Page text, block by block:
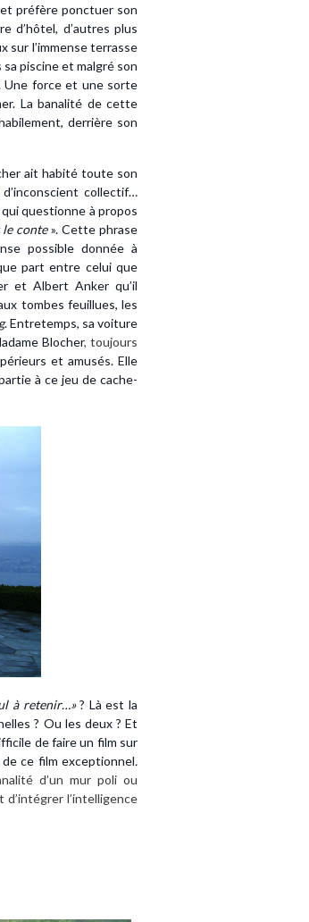
préfère ponctuer son
d’hôtel, d’autres plus
sur l’immense terrasse
piscine et malgré son
Une force et une sorte
La banalité de cette
derrière son
ait habité toute son
collectif…
questionne à propos
le conte». Cette phrase
possible donnée à
part entre celui que
et Albert Anker qu’il
tombes feuillues, les
. Entretemps, sa voiture
Blocher, toujours
et amusés. Elle
à ce jeu de cache-
à retenir…»? Là est la
? Ou les deux ? Et
de faire un film sur
ce film exceptionnel.
d’un mur poli ou
l’intelligence